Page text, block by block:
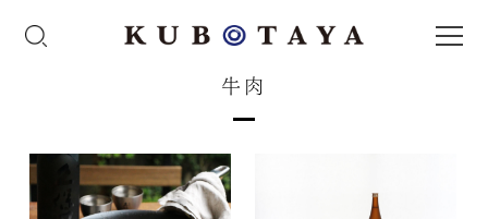
牛肉